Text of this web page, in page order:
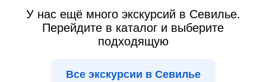
У нас ещё много экскурсий в Севилье.
Перейдите в каталог и выберите
подходящую
Все экскурсии в Севилье